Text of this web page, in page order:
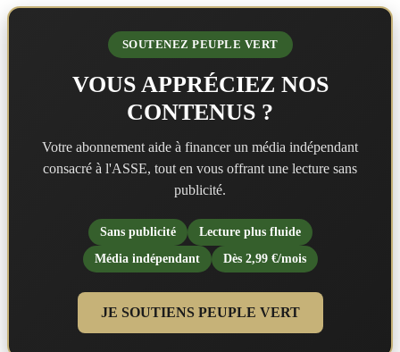
SOUTENEZ PEUPLE VERT
VOUS APPRÉCIEZ NOS
CONTENUS ?
Votre abonnement aide à financer un média indépendant
consacré à l'ASSE, tout en vous offrant une lecture sans
publicité.
Sans publicité
Lecture plus fluide
Média indépendant
Dès 2,99 €/mois
JE SOUTIENS PEUPLE VERT